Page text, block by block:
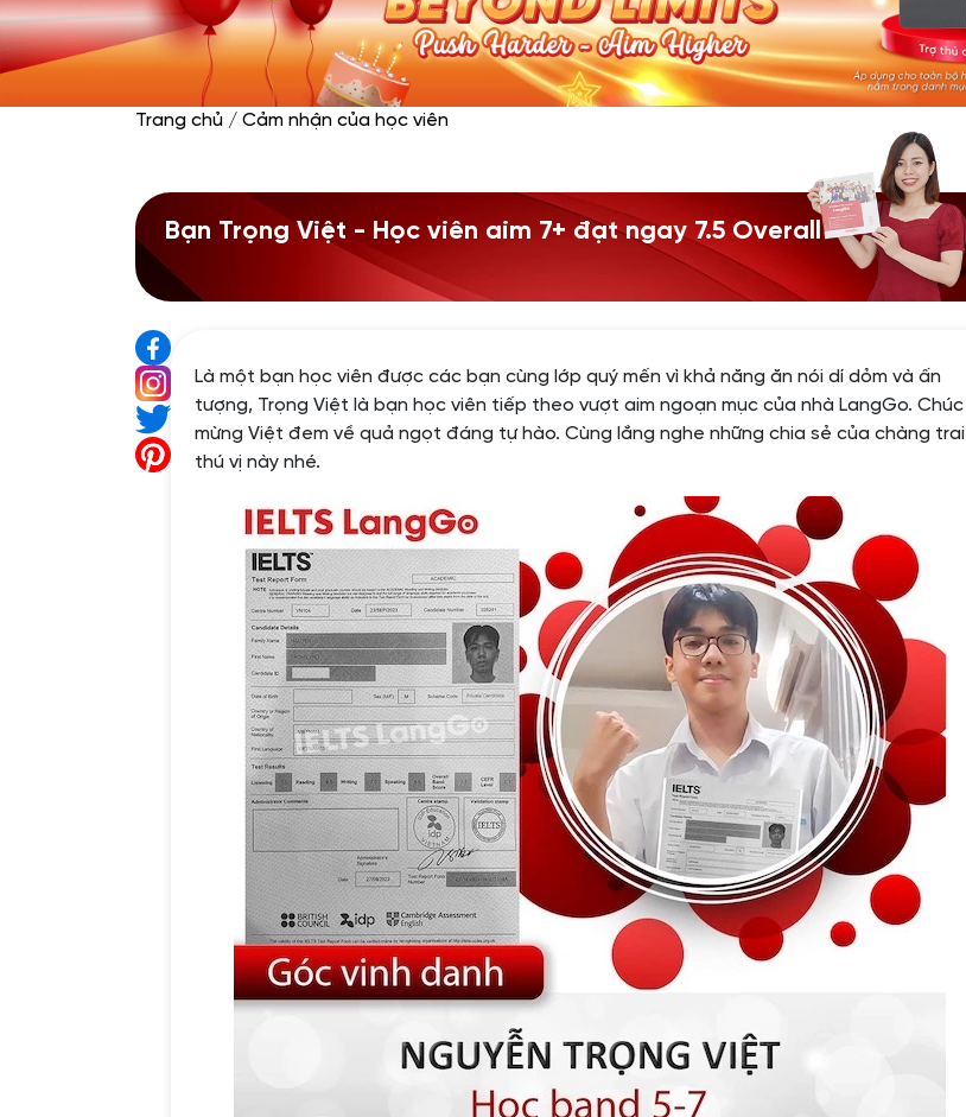
Trang chủ / Cảm nhận của học viên
Bạn Trọng Việt - Học viên aim 7+ đạt ngay 7.5 Overall
Là một bạn học viên được các bạn cùng lớp quý mến vì khả năng ăn nói dí dỏm và ấn
tượng, Trọng Việt là bạn học viên tiếp theo vượt aim ngoạn mục của nhà LangGo. Chúc
mừng Việt đem về quả ngọt đáng tự hào. Cùng lắng nghe những chia sẻ của chàng trai
thú vị này nhé.